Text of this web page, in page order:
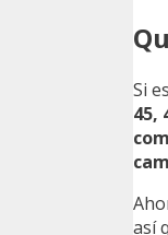
Si
45,
así